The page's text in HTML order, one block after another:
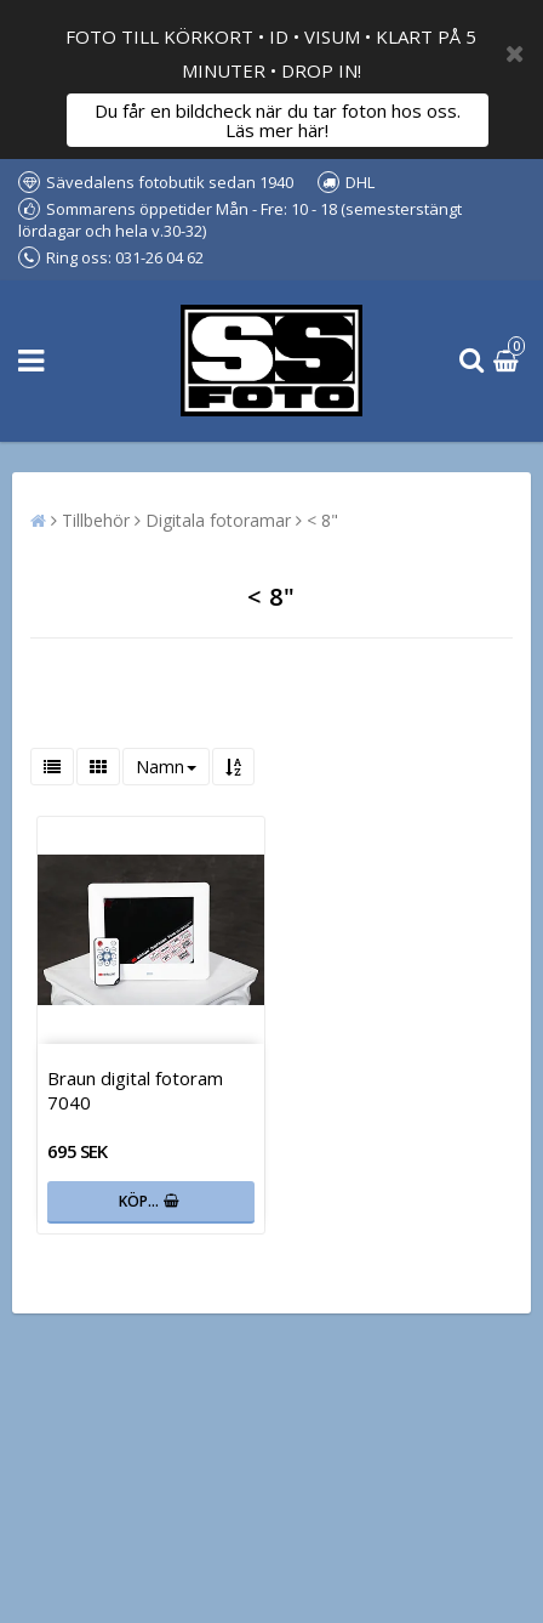
FOTO TILL KÖRKORT • ID • VISUM • KLART PÅ 5
MINUTER • DROP IN!
Du får en bildcheck när du tar foton hos oss.
Läs mer här!
Sävedalens fotobutik sedan 1940
DHL
Sommarens öppetider Mån - Fre: 10 - 18 (semesterstängt
lördagar och hela v.30-32)
Ring oss: 031-26 04 62
0
Tillbehör Digitala fotoramar < 8"
< 8"
Namn
Braun digital fotoram
7040
695 SEK
KÖP…